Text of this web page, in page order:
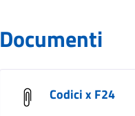
Documenti
Codici x F24